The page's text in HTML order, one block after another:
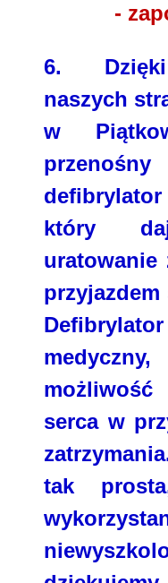
-
6. Dzięki
naszych
w
który
uratowanie
przyjazdem
możliwość
serca w
tak